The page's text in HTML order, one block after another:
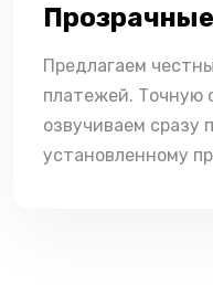
Предлагаем
платежей. Точную
озвучиваем сразу
установленному